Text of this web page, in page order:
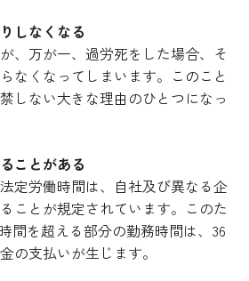
しなくなる
、万が一、過労死をした場合、そ
なくなってしまいます。このこと
しない大きな理由のひとつになっ
ことがある
定労働時間は、自社及び異なる企
ことが規定されています。このた
間を超える部分の勤務時間は、36
の支払いが生じます。